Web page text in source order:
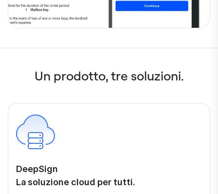
Un prodotto, tre soluzioni.
DeepSign
La soluzione cloud per tutti.